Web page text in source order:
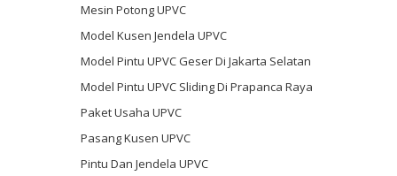
Mesin Potong UPVC
Model Kusen Jendela UPVC
Model Pintu UPVC Geser Di Jakarta Selatan
Model Pintu UPVC Sliding Di Prapanca Raya
Paket Usaha UPVC
Pasang Kusen UPVC
Pintu Dan Jendela UPVC